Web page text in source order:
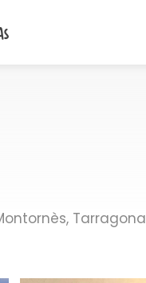
Tarragona